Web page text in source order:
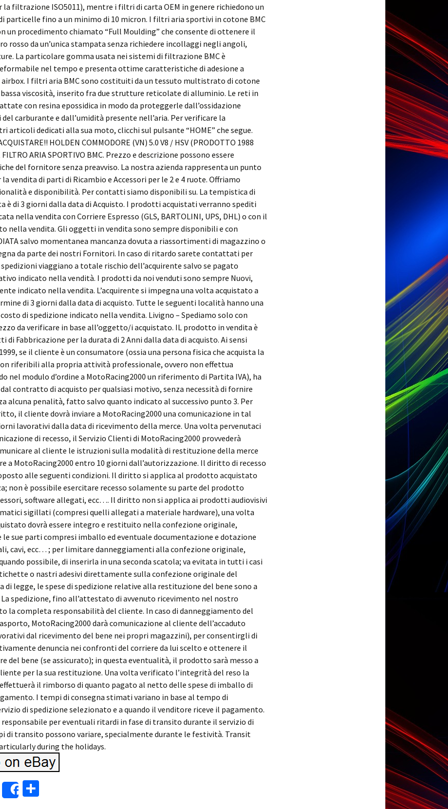
filtrazione ISO5011), mentre i filtri di carta OEM in genere richiedono un
fino a un minimo di 10 micron. I filtri aria sportivi in cotone BMC
un procedimento chiamato “Full Moulding” che consente di ottenere il
rosso da un’unica stampata senza richiedere incollaggi negli angoli,
La particolare gomma usata nei sistemi di filtrazione BMC è
nel tempo e presenta ottime caratteristiche di adesione a
airbox. I filtri aria BMC sono costituiti da un tessuto multistrato di cotone
bassa viscosità, inserito fra due strutture reticolate di alluminio. Le reti in
con resina epossidica in modo da proteggerle dall’ossidazione
del carburante e dall’umidità presente nell’aria. Per verificare la
articoli dedicati alla sua moto, clicchi sul pulsante “HOME” che segue.
HOLDEN COMMODORE (VN) 5.0 V8 / HSV (PRODOTTO 1988
FILTRO ARIA SPORTIVO BMC. Prezzo e descrizione possono essere
del fornitore senza preavviso. La nostra azienda rappresenta un punto
vendita di parti di Ricambio e Accessori per le 2 e 4 ruote. Offriamo
e disponibilità. Per contatti siamo disponibili su. La tempistica di
è di 3 giorni dalla data di Acquisto. I prodotti acquistati verranno spediti
nella vendita con Corriere Espresso (GLS, BARTOLINI, UPS, DHL) o con il
nella vendita. Gli oggetti in vendita sono sempre disponibili e con
salvo momentanea mancanza dovuta a riassortimenti di magazzino o
da parte dei nostri Fornitori. In caso di ritardo sarete contattati per
viaggiano a totale rischio dell’acquirente salvo se pagato
indicato nella vendità. I prodotti da noi venduti sono sempre Nuovi,
indicato nella vendita. L’acquirente si impegna una volta acquistato a
di 3 giorni dalla data di acquisto. Tutte le seguenti località hanno una
di spedizione indicato nella vendita. Livigno – Spediamo solo con
da verificare in base all’oggetto/i acquistato. IL prodotto in vendita è
Fabbricazione per la durata di 2 Anni dalla data di acquisto. Ai sensi
se il cliente è un consumatore (ossia una persona fisica che acquista la
riferibili alla propria attività professionale, ovvero non effettua
nel modulo d’ordine a MotoRacing2000 un riferimento di Partita IVA), ha
contratto di acquisto per qualsiasi motivo, senza necessità di fornire
alcuna penalità, fatto salvo quanto indicato al successivo punto 3. Per
il cliente dovrà inviare a MotoRacing2000 una comunicazione in tal
lavorativi dalla data di ricevimento della merce. Una volta pervenutaci
di recesso, il Servizio Clienti di MotoRacing2000 provvederà
al cliente le istruzioni sulla modalità di restituzione della merce
a MotoRacing2000 entro 10 giorni dall’autorizzazione. Il diritto di recesso
alle seguenti condizioni. Il diritto si applica al prodotto acquistato
non è possibile esercitare recesso solamente su parte del prodotto
software allegati, ecc…. Il diritto non si applica ai prodotti audiovisivi
sigillati (compresi quelli allegati a materiale hardware), una volta
dovrà essere integro e restituito nella confezione originale,
sue parti compresi imballo ed eventuale documentazione e dotazione
cavi, ecc… ; per limitare danneggiamenti alla confezione originale,
possibile, di inserirla in una seconda scatola; va evitata in tutti i casi
o nastri adesivi direttamente sulla confezione originale del
di legge, le spese di spedizione relative alla restituzione del bene sono a
spedizione, fino all’attestato di avvenuto ricevimento nel nostro
la completa responsabilità del cliente. In caso di danneggiamento del
MotoRacing2000 darà comunicazione al cliente dell’accaduto
dal ricevimento del bene nei propri magazzini), per consentirgli di
denuncia nei confronti del corriere da lui scelto e ottenere il
del bene (se assicurato); in questa eventualità, il prodotto sarà messo a
per la sua restituzione. Una volta verificato l’integrità del reso la
il rimborso di quanto pagato al netto delle spese di imballo di
I tempi di consegna stimati variano in base al tempo di
di spedizione selezionato e a quando il venditore riceve il pagamento.
per eventuali ritardi in fase di transito durante il servizio di
di transito possono variare, specialmente durante le festività. Transit
during the holidays.
E
m
Share